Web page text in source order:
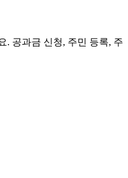
. 공과금 신청, 주민 등록, 주